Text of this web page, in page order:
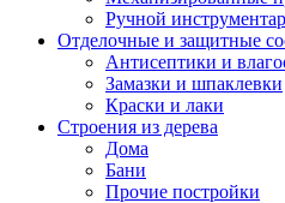
Ручной
Отделочные и защитные
Антисептики и
Замазки и шпаклевки
Краски и лаки
Строения из дерева
Дома
Бани
Прочие постройки